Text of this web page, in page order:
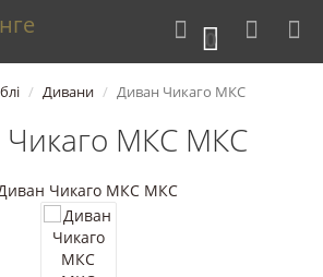
0
Дивани Диван Чикаго МКС
Чикаго МКС МКС